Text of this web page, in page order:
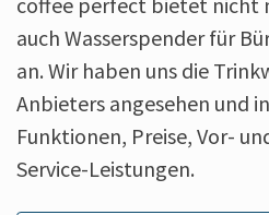
auch Wasserspender für
an. Wir haben uns die
Anbieters angesehen und
Funktionen, Preise, Vor-
Service-Leistungen.